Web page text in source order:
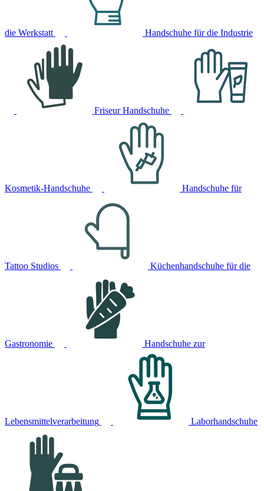
die Werkstatt Handschuhe für die Industrie
Friseur Handschuhe
Kosmetik-Handschuhe Handschuhe für
Tattoo Studios Küchenhandschuhe für die
Gastronomie Handschuhe zur
Lebensmittelverarbeitung Laborhandschuhe